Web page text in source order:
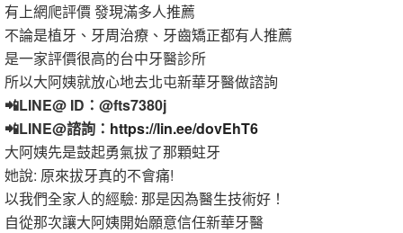
有上網爬評價 發現滿多人推薦
不論是植牙、牙周治療、牙齒矯正都有人推薦
是一家評價很高的台中牙醫診所
所以大阿姨就放心地去北屯新華牙醫做諮詢
📲LINE@ ID：@fts7380j
📲LINE@諮詢： https://lin.ee/dovEhT6
大阿姨先是鼓起勇氣拔了那顆蛀牙
她說: 原來拔牙真的不會痛!
以我們全家人的經驗: 那是因為醫生技術好！
自從那次讓大阿姨開始願意信任新華牙醫